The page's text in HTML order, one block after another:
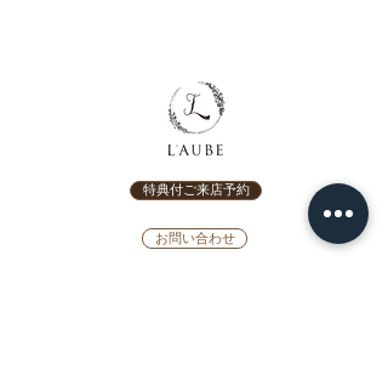
特典付ご来店予約
お問い合わせ